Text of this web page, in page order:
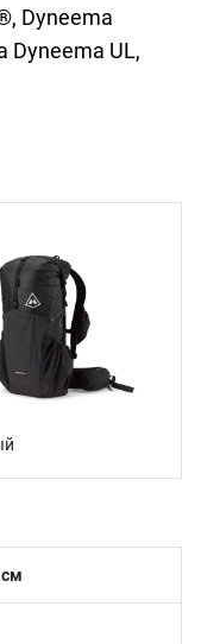
Dyneema
Dyneema UL,